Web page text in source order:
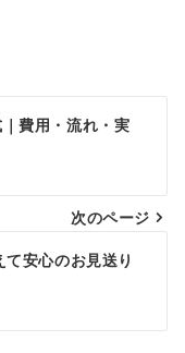
費用・流れ・実
次のページ
て安心のお見送り